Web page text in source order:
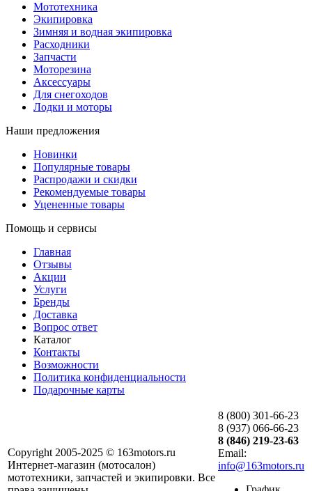
Мототехника
Экипировка
Зимняя и водная экипировка
Расходники
Запчасти
Моторезина
Аксессуары
Для снегоходов
Лодки и моторы
Наши предложения
Новинки
Популярные товары
Распродажи и скидки
Рекомендуемые товары
Уцененные товары
Помощь и сервисы
Главная
Отзывы
Акции
Услуги
Бренды
Доставка
Вопрос ответ
Каталог
Контакты
Возможности
Политика конфиденциальности
Подарочные карты
Copyright 2005-2025 © 163motors.ru
Интернет-магазин (мотосалон)
мототехники, запчастей и экипировки. Все
8 (800) 301-66-23
8 (937) 066-66-23
8 (846) 219-23-63
Email:
info@163motors.ru